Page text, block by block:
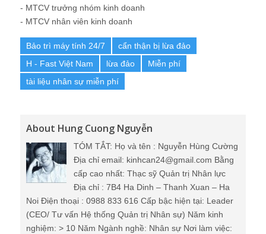
- MTCV trưởng nhóm kinh doanh
- MTCV nhân viên kinh doanh
Bảo trì máy tính 24/7
cẩn thận bị lừa đảo
H - Fast Việt Nam
lừa đảo
Miễn phí
tài liệu nhân sự miễn phí
About Hung Cuong Nguyễn
TÓM TẮT: Họ và tên : Nguyễn Hùng Cường
Địa chỉ email: kinhcan24@gmail.com Bằng
cấp cao nhất: Thạc sỹ Quản trị Nhân lực
Địa chỉ : 7B4 Ha Dinh – Thanh Xuan – Ha
Noi Điện thoại : 0988 833 616 Cấp bậc hiện tại: Leader
(CEO/ Tư vấn Hệ thống Quản trị Nhân sự) Năm kinh
nghiệm: > 10 Năm Ngành nghề: Nhân sự Nơi làm việc: